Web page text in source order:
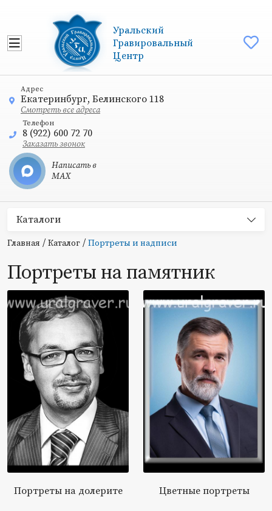
Уральский
Гравировальный
Центр
Адрес
Екатеринбург, Белинского 118
Смотреть все адреса
Телефон
8 (922) 600 72 70
Заказать звонок
Написать в
MAX
Каталоги
Главная / Каталог / Портреты и надписи
Портреты на памятник
Портреты на долерите Цветные портреты